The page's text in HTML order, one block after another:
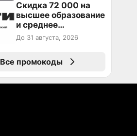
Скидка 72 000 на
высшее образование
и среднее
специальное
образование в
До 31 августа, 2026
Все промокоды